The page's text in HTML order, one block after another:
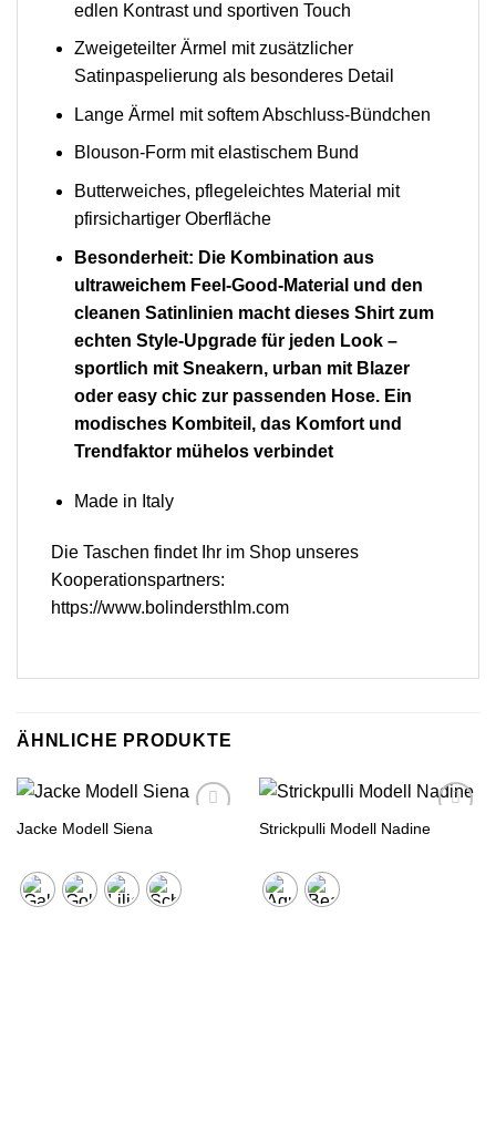
edlen Kontrast und sportiven Touch
Zweigeteilter Ärmel mit zusätzlicher
Satinpaspelierung als besonderes Detail
Lange Ärmel mit softem Abschluss-Bündchen
Blouson-Form mit elastischem Bund
Butterweiches, pflegeleichtes Material mit
pfirsichartiger Oberfläche
Besonderheit: Die Kombination aus
ultraweichem Feel-Good-Material und den
cleanen Satinlinien macht dieses Shirt zum
echten Style-Upgrade für jeden Look –
sportlich mit Sneakern, urban mit Blazer
oder easy chic zur passenden Hose. Ein
modisches Kombiteil, das Komfort und
Trendfaktor mühelos verbindet
Made in Italy
Die Taschen findet Ihr im Shop unseres
Kooperationspartners:
https://www.bolindersthlm.com
ÄHNLICHE PRODUKTE
Jacke Modell Siena Strickpulli Modell Nadine